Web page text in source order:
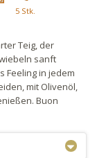
5 Stk.
Teig, der
sanft
Feeling in jedem
mit Olivenöl,
Buon